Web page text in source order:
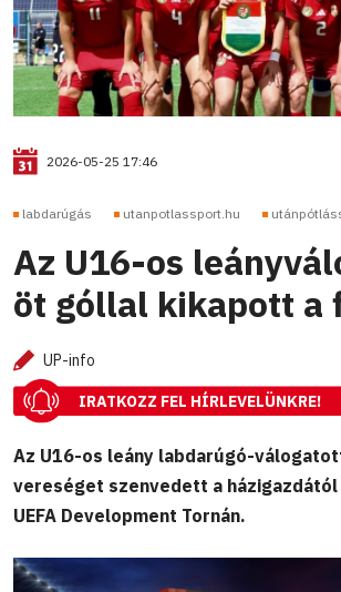
2026-05-25 17:46
labdarúgás utanpotlassport.hu
Az U16-os
öt góllal kikapott a
UP-info
IRATKOZZ FEL HÍRLEVELÜNKRE!
Az U16-os leány labdarúgó-
vereséget szenvedett a házigazdától
UEFA Development Tornán.